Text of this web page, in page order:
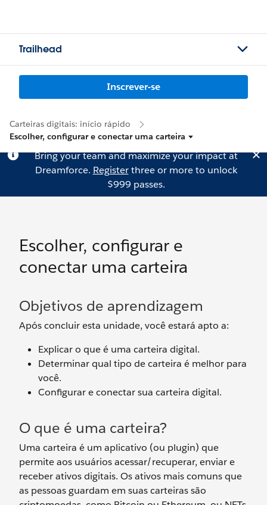
Trailhead
Inscrever-se
Carteiras digitais: início rápido
Escolher, configurar e conectar uma carteira
Bring your team and maximize your impact at
Dreamforce. Registerthree or more to unlock
$999 passes.
Escolher, configurar e
conectar uma carteira
Objetivos de aprendizagem
Após concluir esta unidade, você estará apto a:
Explicar o que é uma carteira digital.
Determinar qual tipo de carteira é melhor para
você.
Configurar e conectar sua carteira digital.
O que é uma carteira?
Uma carteira é um aplicativo (ou plugin) que
permite aos usuários acessar/recuperar, enviar e
receber ativos digitais. Os ativos mais comuns que
as pessoas guardam em suas carteiras são